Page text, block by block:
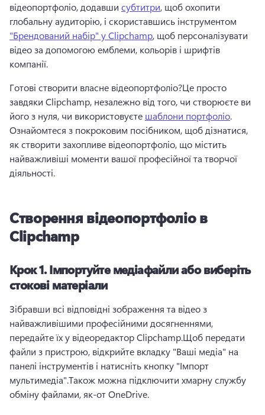
відеопортфоліо, додавши субтитри, щоб охопити
глобальну аудиторію, і скориставшись інструментом
"Брендований набір" у Clipchamp, щоб персоналізувати
відео за допомогою емблеми, кольорів і шрифтів
компанії.
Готові створити власне відеопортфоліо?Це просто
завдяки Clipchamp, незалежно від того, чи створюєте ви
його з нуля, чи використовуєте шаблони портфоліо
Ознайомтеся з покроковим посібником, щоб дізнатися,
як створити захопливе відеопортфоліо, що містить
найважливіші моменти вашої професійної та творчої
діяльності.
Створення відеопортфоліо в
Clipchamp
Крок 1.Імпортуйте медіафайли або виберіть
стокові матеріали
Зібравши всі відповідні зображення та відео з
найважливішими професійними досягненнями,
передайте їх у відеоредактор Clipchamp.Щоб передати
файли з пристрою, відкрийте вкладку "Ваші медіа" на
панелі інструментів і натисніть кнопку "Імпорт
мультимедіа".Також можна підключити хмарну службу
обміну файлами, як-от OneDrive.